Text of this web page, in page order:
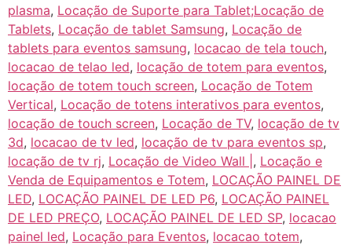
plasma, Locação de Suporte para Tablet;Locação de
Tablets, Locação de tablet Samsung, Locação de
tablets para eventos samsung, locacao de tela touch,
locacao de telao led, locação de totem para eventos,
locação de totem touch screen, Locação de Totem
Vertical, Locação de totens interativos para eventos,
locação de touch screen, Locação de TV, locação de tv
3d, locacao de tv led, locação de tv para eventos sp,
locação de tv rj, Locação de Video Wall | , Locação e
Venda de Equipamentos e Totem, LOCAÇÃO PAINEL DE
LED, LOCAÇÃO PAINEL DE LED P6, LOCAÇÃO PAINEL
DE LED PREÇO, LOCAÇÃO PAINEL DE LED SP, locacao
painel led, Locação para Eventos, locacao totem,